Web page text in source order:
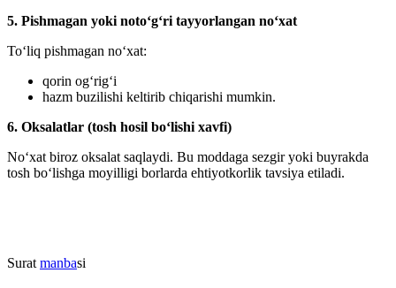
5. Pishmagan yoki noto‘g‘ri tayyorlangan no‘xat
To‘liq pishmagan no‘xat:
qorin og‘rig‘i
hazm buzilishi keltirib chiqarishi mumkin.
6. Oksalatlar (tosh hosil bo‘lishi xavfi)
No‘xat biroz oksalat saqlaydi. Bu moddaga sezgir yoki buyrakda
tosh bo‘lishga moyilligi borlarda ehtiyotkorlik tavsiya etiladi.
Surat manbasi